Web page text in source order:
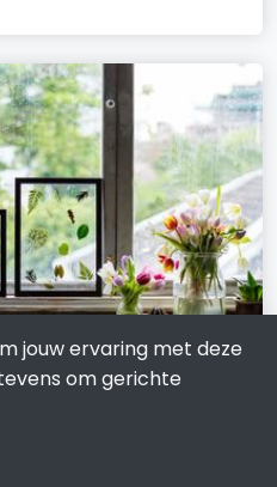
in
rust en
jouw ervaring met deze
om gerichte